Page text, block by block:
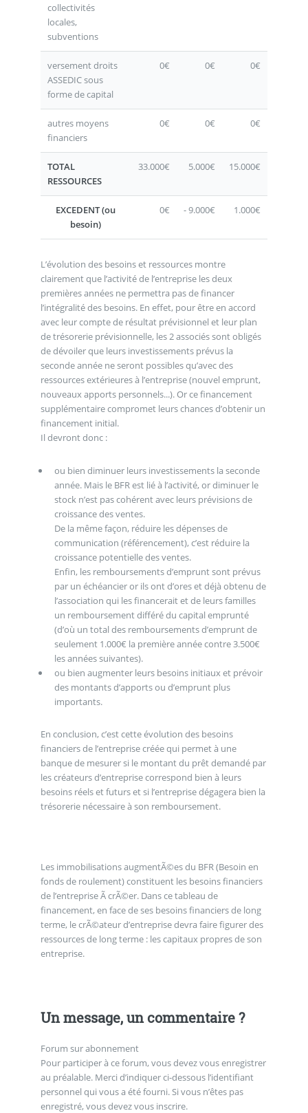
collectivités
locales,
subventions
versement droits
ASSEDIC sous
forme de capital
0€ 0€ 0€
autres moyens
financiers
0€ 0€ 0€
TOTAL
RESSOURCES
33.000€ 5.000€ 15.000€
EXCEDENT (ou
besoin)
0€ - 9.000€ 1.000€
L’évolution des besoins et ressources montre
clairement que l’activité de l’entreprise les deux
premières années ne permettra pas de financer
l’intégralité des besoins. En effet, pour être en accord
avec leur compte de résultat prévisionnel et leur plan
de trésorerie prévisionnelle, les 2 associés sont obligés
de dévoiler que leurs investissements prévus la
seconde année ne seront possibles qu’avec des
ressources extérieures à l’entreprise (nouvel emprunt,
nouveaux apports personnels...). Or ce financement
supplémentaire compromet leurs chances d’obtenir un
financement initial.
Il devront donc :
ou bien diminuer leurs investissements la seconde
année. Mais le BFR est lié à l’activité, or diminuer le
stock n’est pas cohérent avec leurs prévisions de
croissance des ventes.
De la même façon, réduire les dépenses de
communication (référencement), c’est réduire la
croissance potentielle des ventes.
Enfin, les remboursements d’emprunt sont prévus
par un échéancier or ils ont d’ores et déjà obtenu de
l’association qui les financerait et de leurs familles
un remboursement différé du capital emprunté
(d’où un total des remboursements d’emprunt de
seulement 1.000€ la première année contre 3.500€
les années suivantes).
ou bien augmenter leurs besoins initiaux et prévoir
des montants d’apports ou d’emprunt plus
importants.
En conclusion, c’est cette évolution des besoins
financiers de l’entreprise créée qui permet à une
banque de mesurer si le montant du prêt demandé par
les créateurs d’entreprise correspond bien à leurs
besoins réels et futurs et si l’entreprise dégagera bien la
trésorerie nécessaire à son remboursement.
Les immobilisations augmentÃ©es du BFR (Besoin en
fonds de roulement) constituent les besoins financiers
de l’entreprise Ã crÃ©er. Dans ce tableau de
financement, en face de ses besoins financiers de long
terme, le crÃ©ateur d’entreprise devra faire figurer des
ressources de long terme : les capitaux propres de son
entreprise.
Un message, un commentaire ?
Forum sur abonnement
Pour participer à ce forum, vous devez vous enregistrer
au préalable. Merci d’indiquer ci-dessous l’identifiant
personnel qui vous a été fourni. Si vous n’êtes pas
enregistré, vous devez vous inscrire.